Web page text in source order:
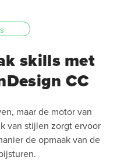
skills met
CC
maar de motor van
van stijlen zorgt ervoor
de opmaak van de